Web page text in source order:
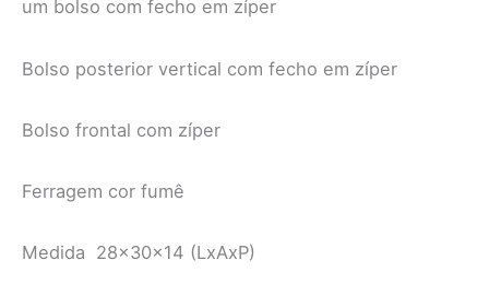
um bolso com fecho em zíper
Bolso posterior vertical com fecho em zíper
Bolso frontal com zíper
Ferragem cor fumê
Medida 28x30x14 (LxAxP)